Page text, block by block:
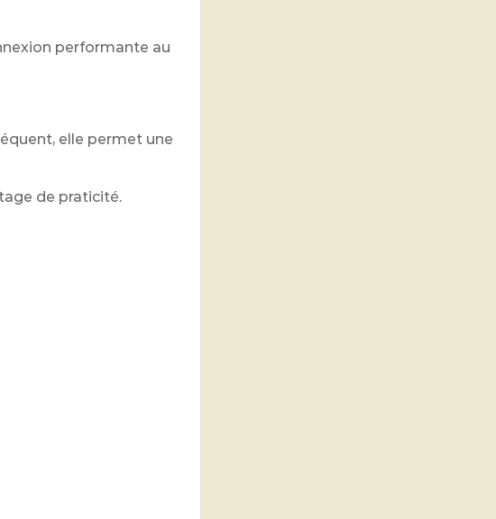
performante au
elle permet une
de praticité.